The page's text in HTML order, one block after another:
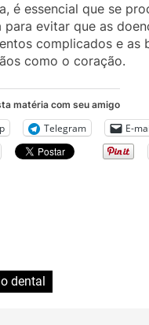
é essencial que se
para evitar que as
complicados e as
como o coração.
matéria com seu amigo
Telegram
E-
dental